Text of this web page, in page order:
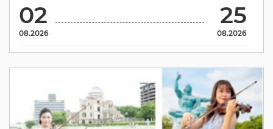
02
08.2026
25
08.2026